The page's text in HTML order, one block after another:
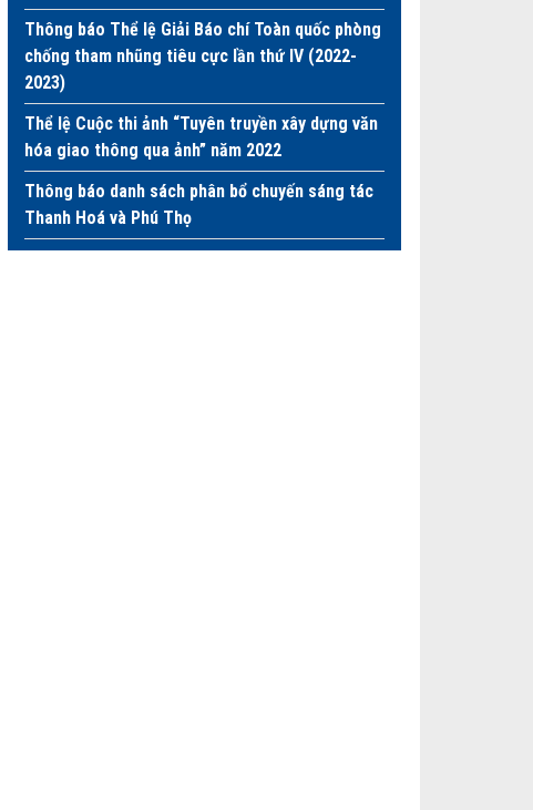
Thông báo Thể lệ Giải Báo chí Toàn quốc phòng
chống tham nhũng tiêu cực lần thứ IV (2022-
2023)
Thể lệ Cuộc thi ảnh “Tuyên truyền xây dựng văn
hóa giao thông qua ảnh” năm 2022
Thông báo danh sách phân bổ chuyến sáng tác
Thanh Hoá và Phú Thọ